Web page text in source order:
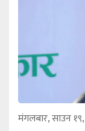
मंगलबार, साउन